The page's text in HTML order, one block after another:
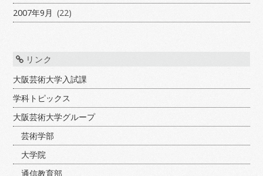
2007年9月 (22)
リンク
大阪芸術大学入試課
学科トピックス
大阪芸術大学グループ
芸術学部
大学院
通信教育部